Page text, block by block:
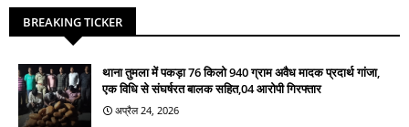
BREAKING TICKER
थाना तुमला में पकड़ा 76 किलो 940 ग्राम अवैध मादक प्रदार्थ गांजा,
एक विधि से संघर्षरत बालक सहित,04 आरोपी गिरफ्तार
अप्रैल 24, 2026